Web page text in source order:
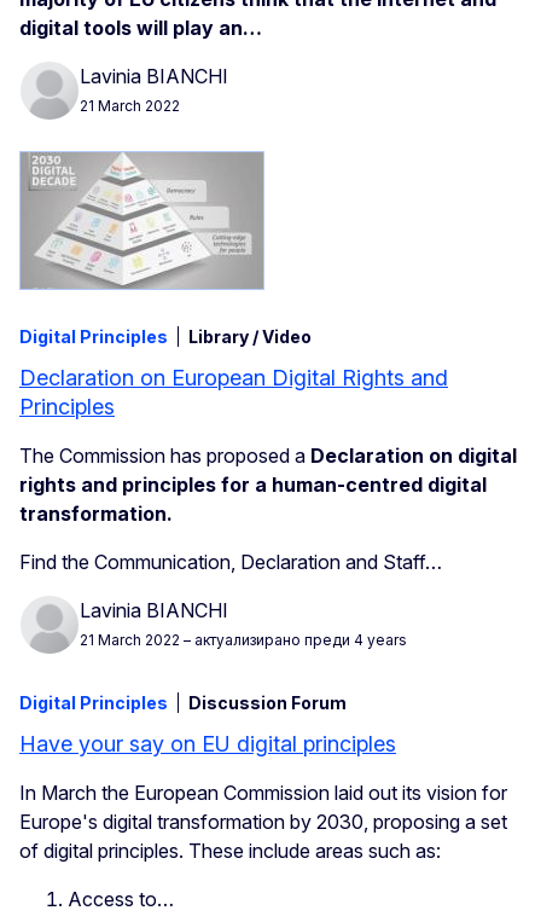
digital tools will play an…
Lavinia BIANCHI
21 March 2022
Digital Principles Library / Video
Declaration on European Digital Rights and
Principles
The Commission has proposed a Declaration on digital
rights and principles for a human-centred digital
transformation.
Find the Communication, Declaration and Staff…
Lavinia BIANCHI
21 March 2022 – актуализирано преди 4 years
Digital Principles Discussion Forum
Have your say on EU digital principles
In March the European Commission laid out its vision for
Europe's digital transformation by 2030, proposing a set
of digital principles. These include areas such as:
Access to…